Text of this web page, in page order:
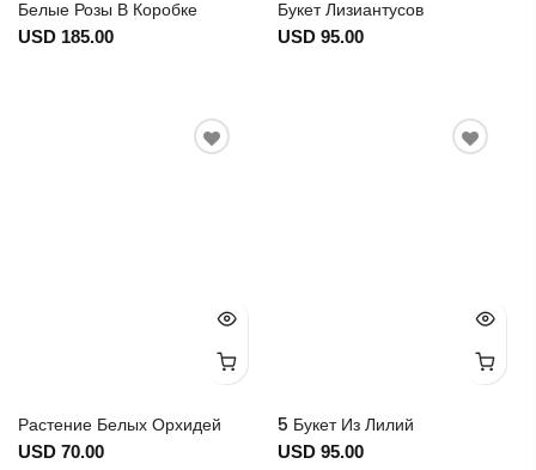
Белые Розы В Коробке
USD 185.00
Букет Лизиантусов
USD 95.00
Растение Белых Орхидей
USD 70.00
5 Букет Из Лилий
USD 95.00